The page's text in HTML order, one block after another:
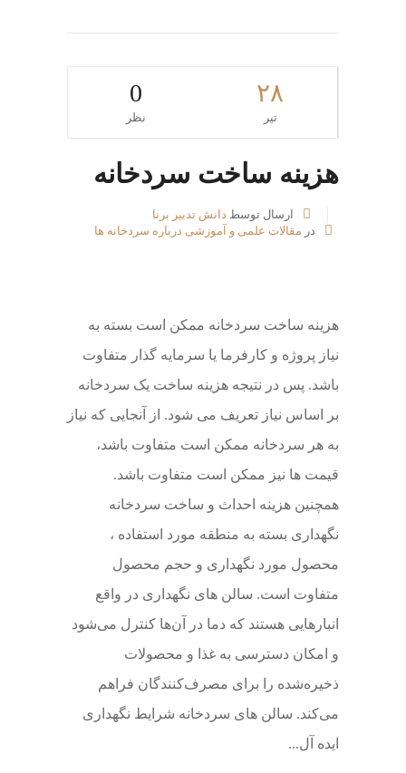
۲۸
تیر
0
نظر
هزینه ساخت سردخانه
ارسال توسط دانش تدبیر برنا
در مقالات علمی و آموزشی درباره سردخانه ها
هزینه ساخت سردخانه ممکن است بسته به
نیاز پروژه و کارفرما یا سرمایه گذار متفاوت
باشد. پس در نتیجه هزینه ساخت یک سردخانه
بر اساس نیاز تعریف می شود. از آنجایی که نیاز
به هر سردخانه ممکن است متفاوت باشد،
قیمت ها نیز ممکن است متفاوت باشد.
همچنین هزینه احداث و ساخت سردخانه
نگهداری بسته به منطقه مورد استفاده ،
محصول مورد نگهداری و حجم محصول
متفاوت است. سالن های نگهداری در واقع
انبارهایی هستند که دما در آن‌ها کنترل می‌شود
و امکان دسترسی به غذا و محصولات
ذخیره‌شده را برای مصرف‌کنندگان فراهم
می‌کند. سالن های سردخانه شرایط نگهداری
ایده آل...